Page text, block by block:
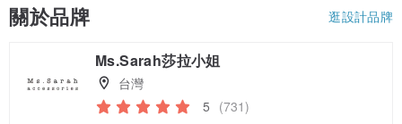
關於品牌 逛設計品牌
Ms.Sarah莎拉小姐
台灣
5 (731)